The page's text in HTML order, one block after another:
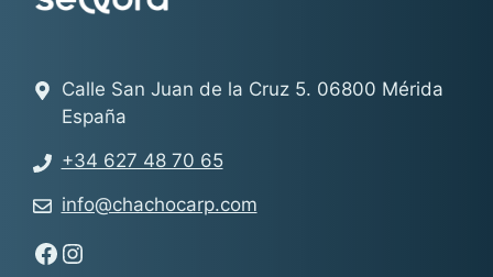
Calle San Juan de la Cruz 5. 06800 Mérida
España
+34 627 48 70 65
info@chachocarp.com
Síguenos en Facebook - Chachocarp
Síguenos en Instagram - Chachocarp